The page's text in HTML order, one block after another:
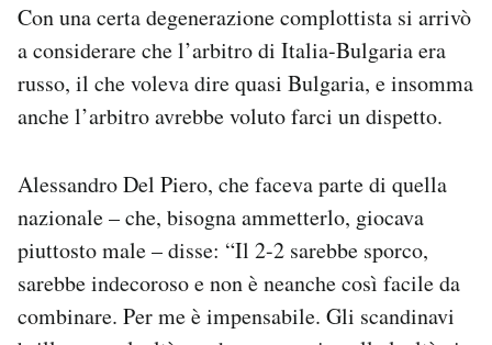
Con una certa degenerazione complottista si arrivò
a considerare che l’arbitro di Italia-Bulgaria era
russo, il che voleva dire quasi Bulgaria, e insomma
anche l’arbitro avrebbe voluto farci un dispetto.
Alessandro Del Piero, che faceva parte di quella
nazionale – che, bisogna ammetterlo, giocava
piuttosto male – disse: “Il 2-2 sarebbe sporco,
sarebbe indecoroso e non è neanche così facile da
combinare. Per me è impensabile. Gli scandinavi